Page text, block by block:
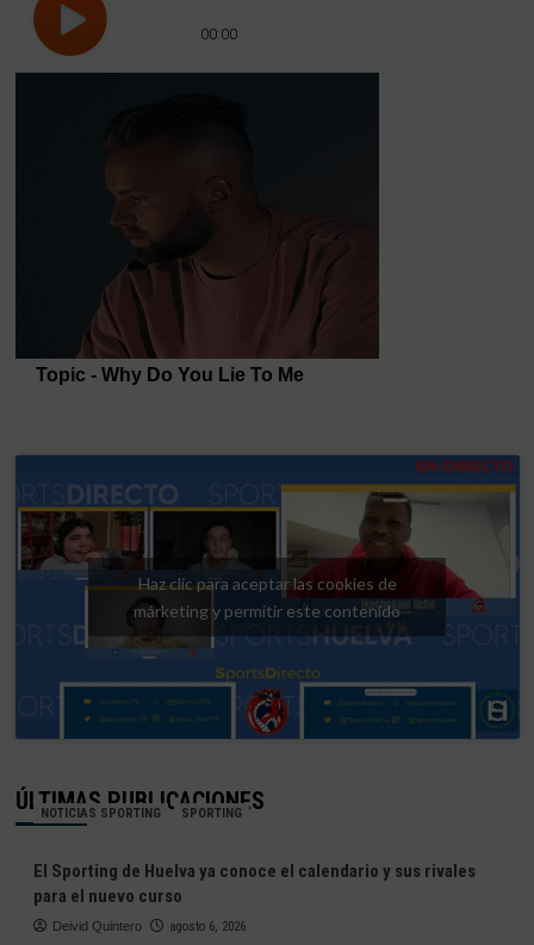
Haz clic para aceptar las cookies de
márketing y permitir este contenido
ÚLTIMAS PUBLICACIONES
NOTICIAS SPORTING SPORTING
El Sporting de Huelva ya conoce el calendario y sus rivales
para el nuevo curso
Deivid Quintero agosto 6, 2026